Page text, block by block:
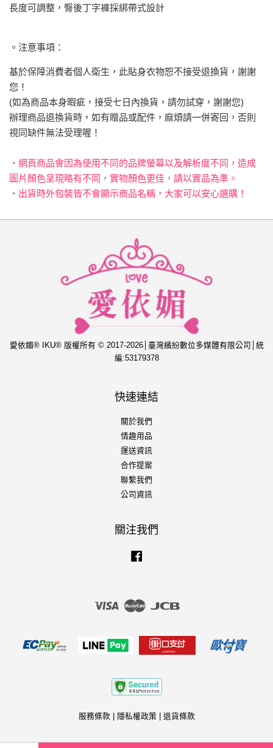
長度可調整，臀後丁字褲採綁帶式設計
。注意事項：
基於保障消費者個人衛生，此貼身衣物恕不接受退換貨，謝謝
您！
(如為商品本身暇疵，接受七日內換貨，請勿試穿，謝謝您)
辦理商品退換貨時，如有贈品或配件，麻煩請一併寄回，否則
視同缺件無法受理喔！
‧網頁商品會因為使用不同的品牌螢幕以及解析度不同，造成
圖片顏色呈現略有不同，實物顏色更佳，請以實品為準。
‧出貨時外包裝皆不會顯示商品名稱，大家可以安心選購！
愛依媚® IKU® 版權所有 © 2017-2026│臺灣繽紛數位多媒體有限公司│統
編:53179378
快速連結
關於我們
情趣用品
運送資訊
合作提案
聯繫我們
公司資訊
關注我們
Visa Master
服務條款 | 隱私權政策| 退貨條款